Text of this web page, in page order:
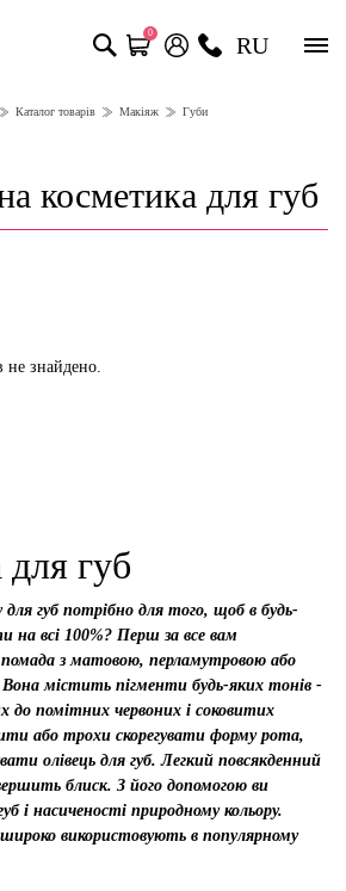
0 RU
Каталог товарів Макіяж Губи
косметика для губ
не знайдено.
губ
губ потрібно для того, щоб в будь-
на всі 100%? Перш за все вам
помада з матовою, перламутровою або
містить пігменти будь-яких тонів -
до помітних червоних і соковитих
або трохи скорегувати форму рота,
олівець для губ. Легкий повсякденний
блиск. З його допомогою ви
і насиченості природному кольору.
використовують в популярному